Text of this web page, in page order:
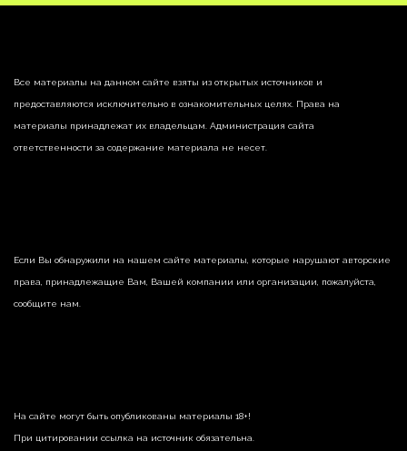
Все материалы на данном сайте взяты из открытых источников и
предоставляются исключительно в ознакомительных целях. Права на
материалы принадлежат их владельцам. Администрация сайта
ответственности за содержание материала не несет.
Если Вы обнаружили на нашем сайте материалы, которые нарушают авторские
права, принадлежащие Вам, Вашей компании или организации, пожалуйста,
сообщите нам.
На сайте могут быть опубликованы материалы 18+!
При цитировании ссылка на источник обязательна.